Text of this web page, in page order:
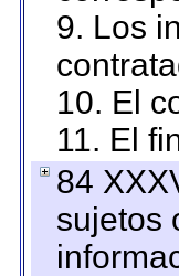
9. Los
10. El
11. El
84
sujetos